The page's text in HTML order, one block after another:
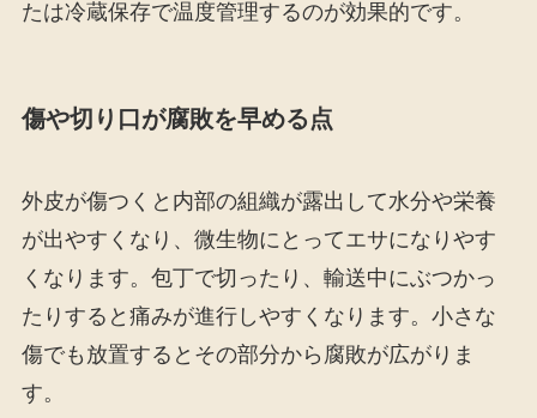
たは冷蔵保存で温度管理するのが効果的です。
傷や切り口が腐敗を早める点
外皮が傷つくと内部の組織が露出して水分や栄養
が出やすくなり、微生物にとってエサになりやす
くなります。包丁で切ったり、輸送中にぶつかっ
たりすると痛みが進行しやすくなります。小さな
傷でも放置するとその部分から腐敗が広がりま
す。